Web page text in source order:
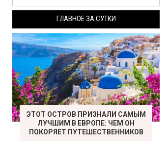
ГЛАВНОЕ ЗА СУТКИ
ЭТОТ ОСТРОВ ПРИЗНАЛИ САМЫМ
ЛУЧШИМ В ЕВРОПЕ: ЧЕМ ОН
ПОКОРЯЕТ ПУТЕШЕСТВЕННИКОВ